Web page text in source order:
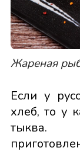
Жареная
Если у
хлеб, то у
тыква.